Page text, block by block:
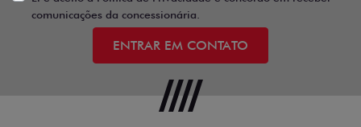
comunicações da concessionária.
ENTRAR EM CONTATO